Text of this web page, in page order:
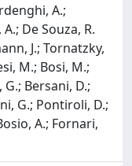
A.;
De Souza, R.
J.; Tornatzky,
M.; Bosi, M.;
G.; Bersani, D.;
G.; Pontiroli, D.;
A.; Fornari,